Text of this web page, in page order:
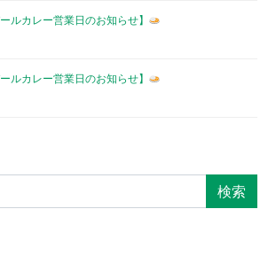
ルカレー営業日のお知らせ】
ルカレー営業日のお知らせ】